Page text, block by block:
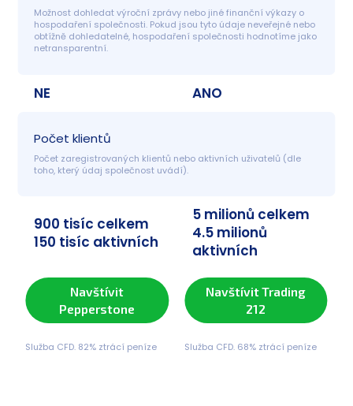
Možnost dohledat výroční zprávy nebo jiné finanční výkazy o
hospodaření společnosti. Pokud jsou tyto údaje neveřejné nebo
obtížně dohledatelné, hospodaření společnosti hodnotíme jako
netransparentní.
NE ANO
Počet klientů
Počet zaregistrovaných klientů nebo aktivních uživatelů (dle
toho, který údaj společnost uvádí).
900 tisíc celkem
150 tisíc aktivních
5 milionů celkem
4.5 milionů
aktivních
Navštívit
Pepperstone
Služba CFD. 82% ztrácí peníze
Navštívit Trading
212
Služba CFD. 68% ztrácí peníze